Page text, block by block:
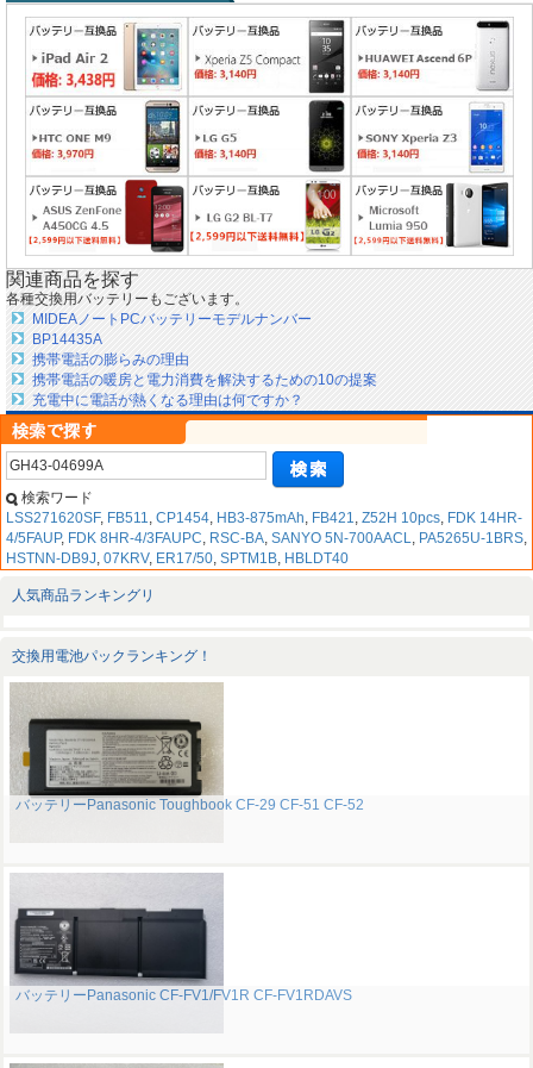
関連商品を探す
各種交換用バッテリーもございます。
MIDEAノートPCバッテリーモデルナンバー
BP14435A
携帯電話の膨らみの理由
携帯電話の暖房と電力消費を解決するための10の提案
充電中に電話が熱くなる理由は何ですか？
検索ワード
LSS271620SF, FB511, CP1454, HB3-875mAh, FB421, Z52H 10pcs, FDK 14HR-
4/5FAUP, FDK 8HR-4/3FAUPC, RSC-BA, SANYO 5N-700AACL, PA5265U-1BRS,
HSTNN-DB9J, 07KRV, ER17/50, SPTM1B, HBLDT40
人気商品ランキングリ
交換用電池パックランキング！
バッテリーPanasonic Toughbook CF-29 CF-51 CF-52
バッテリーPanasonic CF-FV1/FV1R CF-FV1RDAVS